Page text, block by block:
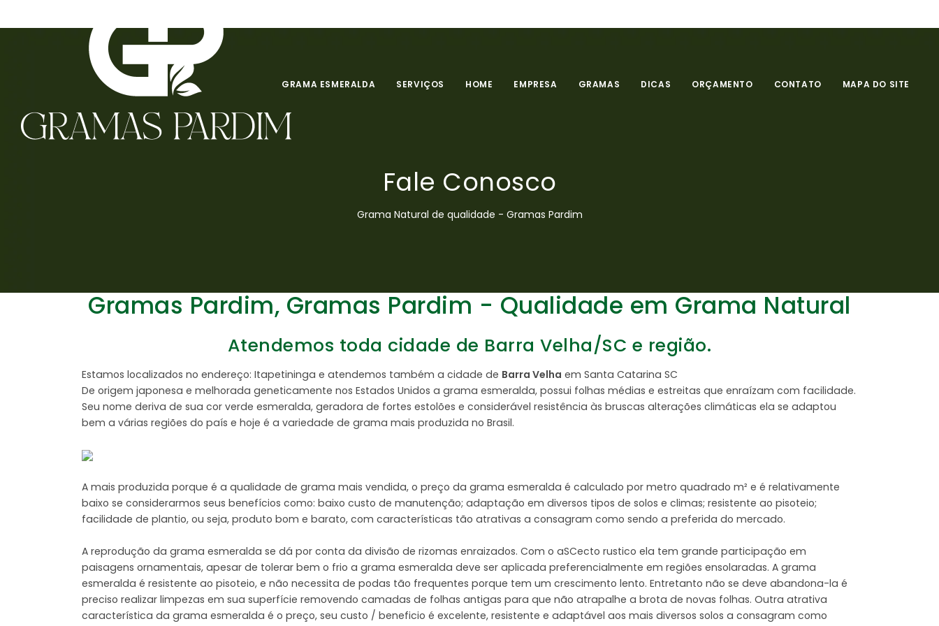
GRAMA ESMERALDA SERVIÇOS HOME EMPRESA GRAMAS DICAS ORÇAMENTO CONTATO MAPA DO SITE
Fale Conosco
Grama Natural de qualidade - Gramas Pardim
Gramas Pardim, Gramas Pardim - Qualidade em Grama Natural
Atendemos toda cidade de Barra Velha/SC e região.
Estamos localizados no endereço: Itapetininga e atendemos também a cidade de Barra Velha em Santa Catarina SC
De origem japonesa e melhorada geneticamente nos Estados Unidos a grama esmeralda, possui folhas médias e estreitas que enraízam com facilidade.
Seu nome deriva de sua cor verde esmeralda, geradora de fortes estolões e considerável resistência às bruscas alterações climáticas ela se adaptou
bem a várias regiões do país e hoje é a variedade de grama mais produzida no Brasil.
A mais produzida porque é a qualidade de grama mais vendida, o preço da grama esmeralda é calculado por metro quadrado m² e é relativamente
baixo se considerarmos seus benefícios como: baixo custo de manutenção; adaptação em diversos tipos de solos e climas; resistente ao pisoteio;
facilidade de plantio, ou seja, produto bom e barato, com características tão atrativas a consagram como sendo a preferida do mercado.
A reprodução da grama esmeralda se dá por conta da divisão de rizomas enraizados. Com o aSCecto rustico ela tem grande participação em
paisagens ornamentais, apesar de tolerar bem o frio a grama esmeralda deve ser aplicada preferencialmente em regiões ensolaradas. A grama
esmeralda é resistente ao pisoteio, e não necessita de podas tão frequentes porque tem um crescimento lento. Entretanto não se deve abandona-la é
preciso realizar limpezas em sua superfície removendo camadas de folhas antigas para que não atrapalhe a brota de novas folhas. Outra atrativa
característica da grama esmeralda é o preço, seu custo / beneficio é excelente, resistente e adaptável aos mais diversos solos a consagram como